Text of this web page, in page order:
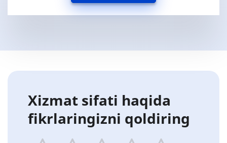
Xizmat sifati haqida
fikrlaringizni qoldiring